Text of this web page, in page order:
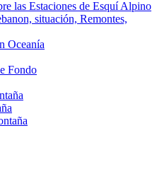
las Estaciones de Esquí Alpino
situación, Remontes,
Oceanía
Fondo